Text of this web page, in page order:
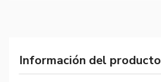
Información del producto